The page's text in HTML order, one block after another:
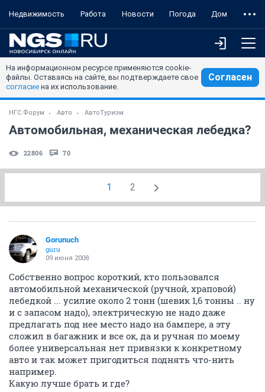
Недвижимость Работа Новости Погода Дом
На информационном ресурсе применяются cookie-
файлы. Оставаясь на сайте, вы подтверждаете свое
согласие на их использование.
Согласен
НГС.Форум Авто АвтоТуризм
Автомобильная, механическая лебедка?
22806 70
1 2
Gorunuch
guru
09 июня 2008
Собственно вопрос короткий, кто пользовался
автомобильной механической (ручной, храповой)
лебедкой ... усилие около 2 тонн (шевик 1,6 тонны .. ну
и с запасом надо), электрическую не надо даже
предлагать под нее место надо на бампере, а эту
сложил в багажник и все ок, да и ручная по моему
более универсальная нет привязки к конкретному
авто и так может пригодиться поднять что-нить
например.
Какую лучше брать и где?